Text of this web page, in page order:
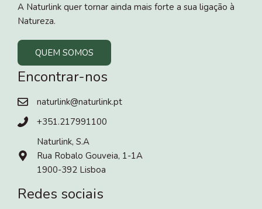
A Naturlink quer tornar ainda mais forte a sua ligação à
Natureza.
QUEM SOMOS
Encontrar-nos
naturlink@naturlink.pt
+351.217991100
Naturlink, S.A
Rua Robalo Gouveia, 1-1A
1900-392 Lisboa
Redes sociais